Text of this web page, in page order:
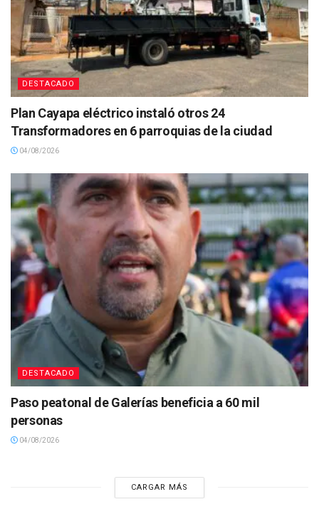
DESTACADO
Plan Cayapa eléctrico instaló otros 24
Transformadores en 6 parroquias de la ciudad
04/08/2026
DESTACADO
Paso peatonal de Galerías beneficia a 60 mil
personas
04/08/2026
CARGAR MÁS